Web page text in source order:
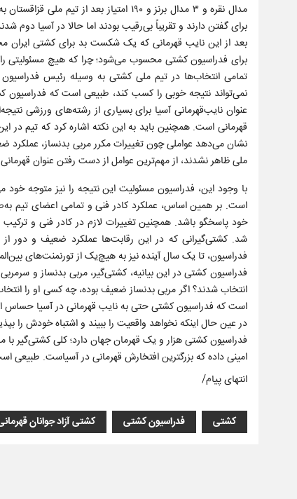
مدال نقره و ۳ مدال برنز و ۱۹۰
برای گفتن دارند و تقریباً بی‌رقیب بودند اما حالا در آسیا دوم
بعد از این نایب قهرمانی که یک شکست بد برای کشتی
برای فدراسیون کشتی محسوب می‌شود؛ چرا که هیچ مسئولیتی
تمامی انتخاب‌ها در تیم ملی کشتی به وسیله رئیس
نمی‌تواند نتیجه خوبی را کسب کند، طبیعی است که فدراسیون
عنوان نایب‌قهرمانی آسیا برای بسیاری از رشته‌های ورزشی
قهرمانی است. همچنین باید به این نکته اشاره کرد که تیم
نشان می‌دهد عواملی چون تغییرات مکرر مربی بدنساز، عملکرد
ملی ظاهر نشدند، از مهم‌ترین عوامل از دست رفتن عنوان
با وجود این، فدراسیون مسئولیت این نتیجه را نیز متوجه
است. بر همین اساس، عملکرد کادر فنی و تمامی اعضای تیم
خود پاسخگو باشد. همچنین تغییرات لازم در کادر فنی و
شد. کشتی‌گیرانی که در این رقابت‌ها عملکرد ضعیف و دور
فدراسیون، تا یک سال آینده نیز به هیچ‌یک از تورنمنت‌های
فدراسیون کشتی در این بیانیه، کشتی‌گیر، مربی بدنساز و
انتخاب شدند؟ اگر مربی بدنساز ضعیف بوده، چه کسی او را
است که فدراسیون کشتی حتی به نایب قهرمانی در آسیا
در عین حال اینکه نخواهد واقعیت را ببیند و اشتباه خودش را
فدراسیون کشتی هزار و یک قهرمان جهان دارد؛ کلی کشتی‌گیر با
امینی داده که بزرگترین افتخارش قهرمانی در آسیاست. طبیعی
انتهای پیام/
کشتی فدراسیون کشتی کشتی آزاد جوانان